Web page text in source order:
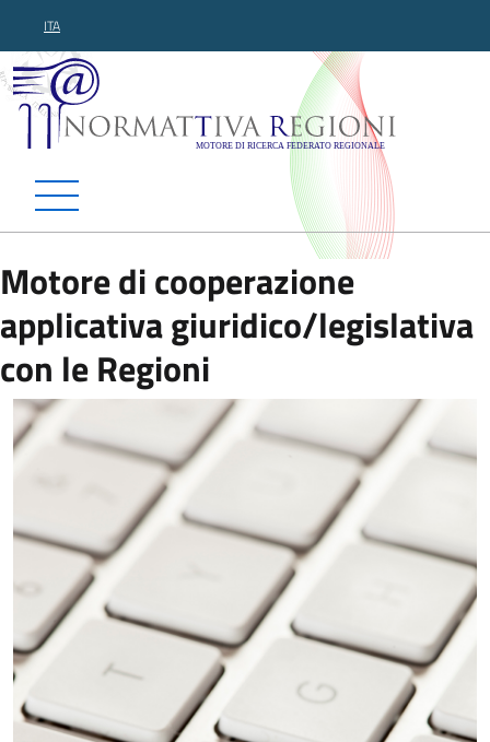
ITA
Normattiva Regioni -
Motore di cooperazione
applicativa giuridico/legislativa
con le Regioni